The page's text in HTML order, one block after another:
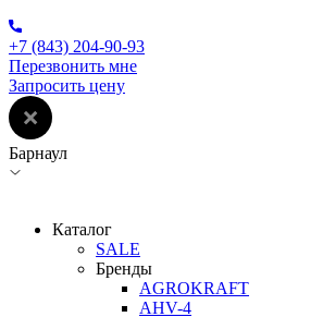
+7 (843) 204-90-93
Перезвонить мне
Запросить цену
Барнаул
Каталог
SALE
Бренды
AGROKRAFT
AHV-4